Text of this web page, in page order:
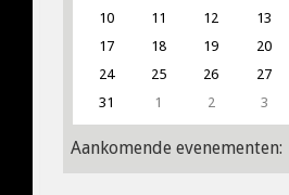
10
11 12 13
17
18 19 20
24
25 26 27
31
1 2 3
Aankomende evenementen: